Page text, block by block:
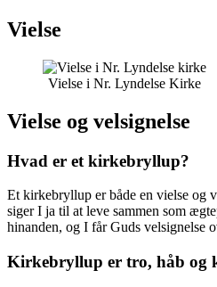
Vielse
Vielse i Nr. Lyndelse Kirke
Vielse og velsignelse
Hvad er et kirkebryllup?
Et kirkebryllup er både en vielse og
siger I ja til at leve sammen som
hinanden, og I får Guds velsignelse
Kirkebryllup er tro, håb og